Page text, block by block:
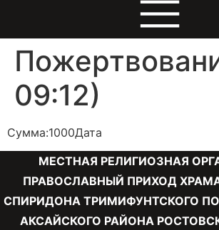
09:12)
Сумма:1000Дата
МЕСТНАЯ РЕЛИГИОЗНАЯ
ПРАВОСЛАВНЫЙ ПРИХОД
СПИРИДОНА ТРИМИФУНТСКОГО
АКСАЙСКОГО РАЙОНА